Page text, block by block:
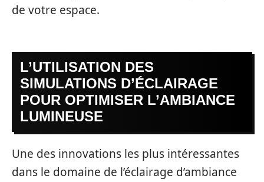
de votre espace.
L’UTILISATION DES
SIMULATIONS D’ÉCLAIRAGE
POUR OPTIMISER L’AMBIANCE
LUMINEUSE
Une des innovations les plus intéressantes
dans le domaine de l’éclairage d’ambiance